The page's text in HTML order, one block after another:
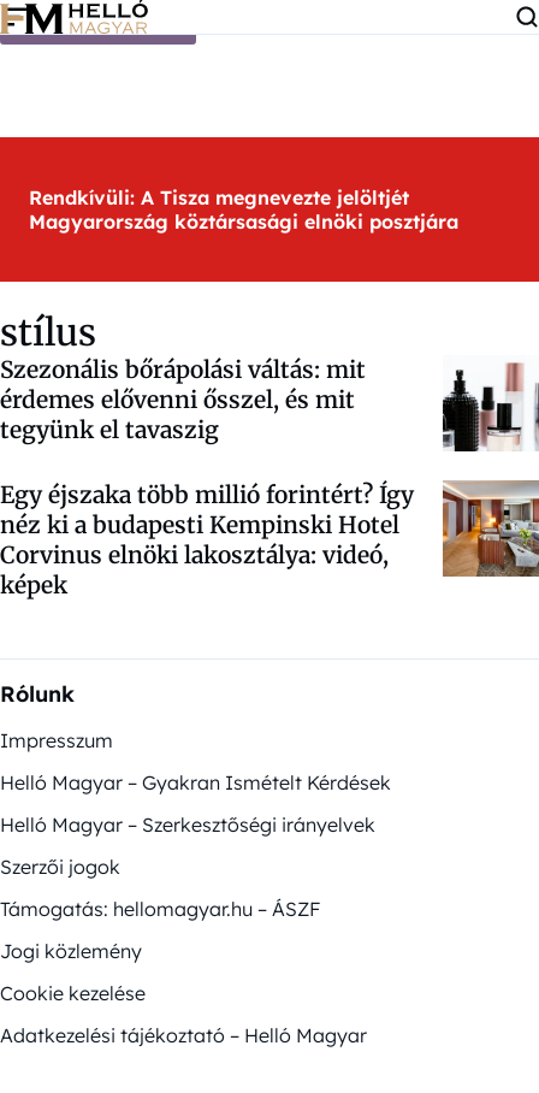
Ugrás a tartalomra
Rendkívüli: A Tisza megnevezte jelöltjét
Magyarország köztársasági elnöki posztjára
stílus
Szezonális bőrápolási váltás: mit
érdemes elővenni ősszel, és mit
tegyünk el tavaszig
Egy éjszaka több millió forintért? Így
néz ki a budapesti Kempinski Hotel
Corvinus elnöki lakosztálya: videó,
képek
Rólunk
Impresszum
Helló Magyar – Gyakran Ismételt Kérdések
Helló Magyar – Szerkesztőségi irányelvek
Szerzői jogok
Támogatás: hellomagyar.hu – ÁSZF
Jogi közlemény
Cookie kezelése
Adatkezelési tájékoztató – Helló Magyar